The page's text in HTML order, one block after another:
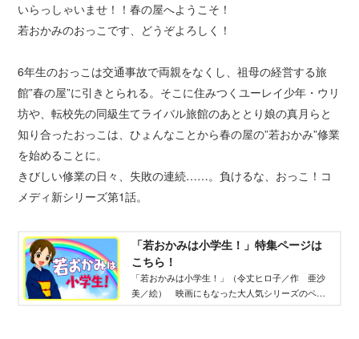
いらっしゃいませ！！春の屋へようこそ！
若おかみのおっこです、どうぞよろしく！
6年生のおっこは交通事故で両親をなくし、祖母の経営する旅
館”春の屋”に引きとられる。そこに住みつくユーレイ少年・ウリ
坊や、転校先の同級生てライバル旅館のあととり娘の真月らと
知り合ったおっこは、ひょんなことから春の屋の”若おかみ”修業
を始めることに。
きびしい修業の日々、失敗の連続……。負けるな、おっこ！コ
メディ新シリーズ第1話。
「若おかみは小学生！」特集ページは
こちら！
「若おかみは小学生！」（令丈ヒロ子／作 亜沙
美／絵） 映画にもなった大人気シリーズのペー